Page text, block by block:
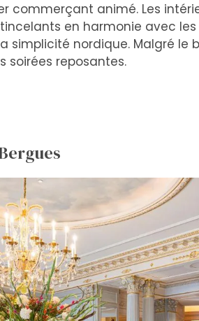
commerçant animé. Les
en harmonie avec
simplicité nordique. Malgré
soirées reposantes.